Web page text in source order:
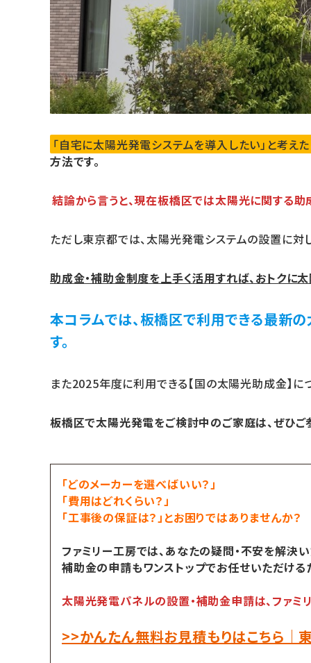
「自宅に太陽光発電システムを導入したい」と考え
方法です。
結論から言うと、現在板橋区では太陽光に関する助
ただし東京都では、太陽光発電システムの設置に対
助成金・補助金制度を上手く活用すれば、おトクに
本コラムでは、板橋区で利用できる最新
す。
また2025年度に利用できる【国の太陽光助成金】に
板橋区で太陽光発電をご検討中のご家庭は、ぜひご
「どのメーカーを選べばいい？」
「費用はどれくらい？」
「工事後の保証は？」とお困りではありませんか？
ファミリー工房では、あなたの疑問・不安を解決い
補助金の申請もワンストップでお任せいただける
太陽光発電パネルの設置・補助金申請は、ファミ
>>かんたん無料お見積もりはこちら｜